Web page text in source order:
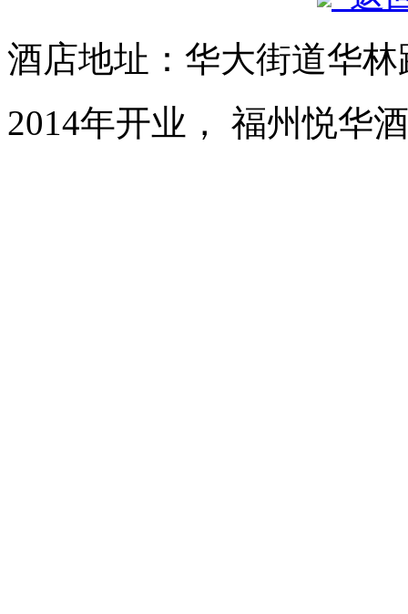
酒店地址：华大街道华林
2014年开业， 福州悦